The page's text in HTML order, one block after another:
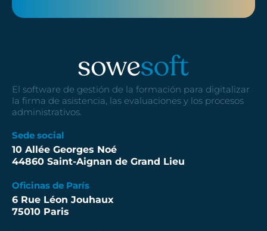
El software de gestión de la formación para digitalizar
la firma de asistencia, las evaluaciones y los procesos
administrativos.
Sede social
10 Allée Georges Noé
44860 Saint-Aignan de Grand Lieu
Oficinas de París
6 Rue Léon Jouhaux
75010 Paris